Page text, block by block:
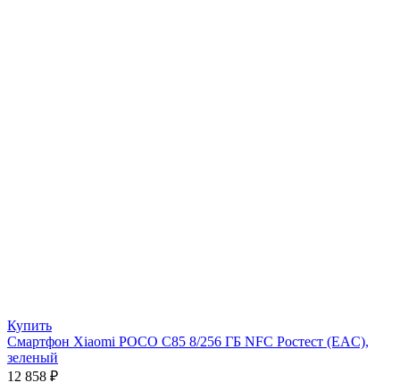
Купить
Смартфон Xiaomi POCO C85 8/256 ГБ NFC Ростест (EAC),
зеленый
12 858 ₽